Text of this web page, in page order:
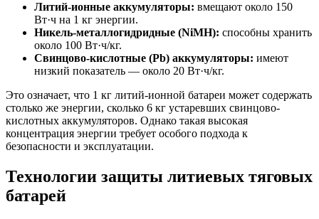
Литий-ионные аккумуляторы: вмещают около 150
Вт·ч на 1 кг энергии.
Никель-металлогидридные (NiMH): способны хранить
около 100 Вт·ч/кг.
Свинцово-кислотные (Pb) аккумуляторы: имеют
низкий показатель — около 20 Вт·ч/кг.
Это означает, что 1 кг литий-ионной батареи может содержать
столько же энергии, сколько 6 кг устаревших свинцово-
кислотных аккумуляторов. Однако такая высокая
концентрация энергии требует особого подхода к
безопасности и эксплуатации.
Технологии защиты литиевых тяговых
батарей